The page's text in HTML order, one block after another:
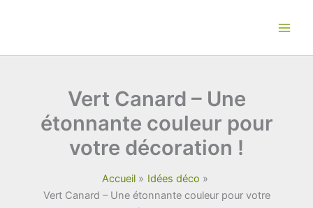
Vert Canard – Une
étonnante couleur pour
votre décoration !
Accueil
Idées déco
Vert Canard – Une étonnante couleur pour votre